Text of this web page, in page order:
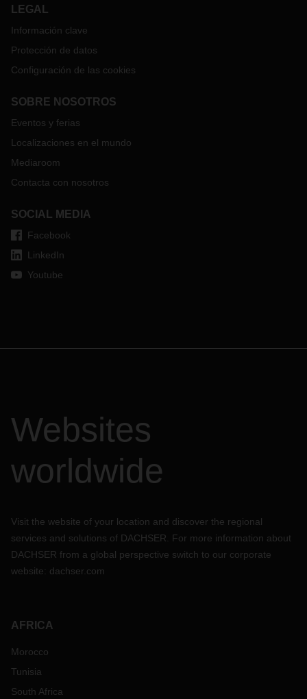
LEGAL
Información clave
Protección de datos
Configuración de las cookies
SOBRE NOSOTROS
Eventos y ferias
Localizaciones en el mundo
Mediaroom
Contacta con nosotros
SOCIAL MEDIA
Facebook
LinkedIn
Youtube
Websites
worldwide
Visit the website of your location and discover the regional
services and solutions of DACHSER. For more information about
DACHSER from a global perspective switch to our corporate
website: dachser.com
AFRICA
Morocco
Tunisia
South Africa